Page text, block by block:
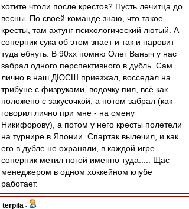
хотите чтоли после крестов? Пусть лечитца до
весны. По своей команде знаю, что такое
кресты, там ахтунг психологический лютый. А
соперник сука об этом знает и так и наровит
туда ебнуть. В 90хх помню Олег Ваныч у нас
забрал одного перспективного в дубль. Сам
лично в наш ДЮСШ приезжал, восседал на
трибуне с физруками, водочку пил, всё как
положено с закусочкой, а потом забрал (как
говорил лично при мне - на смену
Никифорову), а потом у него кресты полетели
на турнире в Японии. Спартак вылечил, и как
его в дубле не охраняли, в каждой игре
соперник метил ногой именно туда..... Щас
менеджером в одном хоккейном клубе
работает.
terpila -